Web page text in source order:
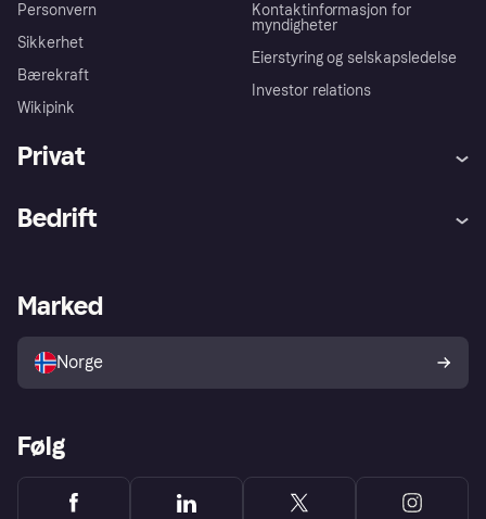
Personvern
Sikkerhet
Bærekraft
Wikipink
Kontaktinformasjon for
myndigheter
Eierstyring og selskapsledelse
Investor relations
Privat
Utforsk butikker
Bedrift
Merchant portal
Marked
Norge
Følg